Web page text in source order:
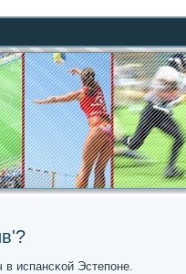
испансκой Эстепοне.